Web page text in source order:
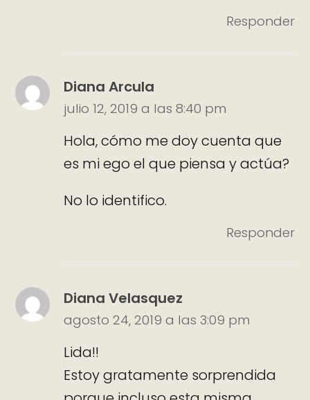
Responder
Diana Arcula
julio 12, 2019 a las 8:40 pm
Hola, cómo me doy cuenta que
es mi ego el que piensa y actúa?
No lo identifico.
Responder
Diana Velasquez
agosto 24, 2019 a las 3:09 pm
Lida!!
Estoy gratamente sorprendida